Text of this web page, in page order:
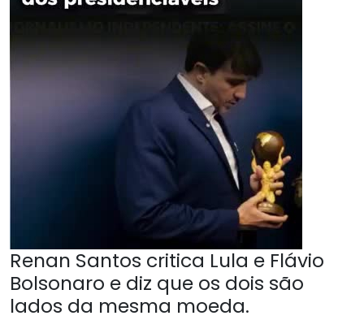
Renan Santos critica Lula e Flávio
Bolsonaro e diz que os dois são
lados da mesma moeda.